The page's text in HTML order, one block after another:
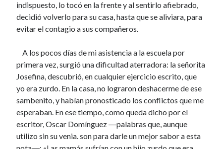
EL MAESTRO QUE NOS LLEVÓ A CONOCER EL MAR
15 mayo, 2020
LA MONJA CATALANA
JOSÉ HOYOS MUÑOZ
5 mayo, 2020
EL ABUELO EMÉRITO
28 abril, 2020
CON DOLOR
19 abril, 2020
TIEMPO, DON VÍCTOR
11 marzo, 2020
¡VACACIONES!(r)
21 febrero, 2020
indispuesto, lo tocó en la frente y al sentirlo afiebrado,
decidió volverlo para su casa, hasta que se aliviara, para
evitar el contagio a sus compañeros.
A los pocos días de mi asistencia a la escuela por
primera vez, surgió una dificultad aterradora: la señorita
Josefina, descubrió, en cualquier ejercicio escrito, que
yo era zurdo. En la casa, no lograron deshacerme de ese
sambenito, y habían pronosticado los conflictos que me
esperaban. En ese tiempo, como queda dicho por el
escritor, Oscar Domínguez ―palabras que, aunque
utilizo sin su venia. son para darle un mejor sabor a esta